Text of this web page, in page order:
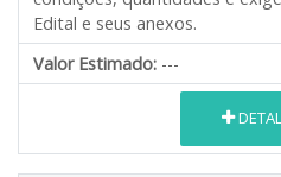
Edital e seus anexos.
Valor Estimado: ---